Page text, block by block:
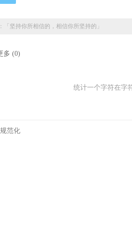
「坚持你所相信的，相信你所坚持的」
多 (0)
统计一个字符在字
范化